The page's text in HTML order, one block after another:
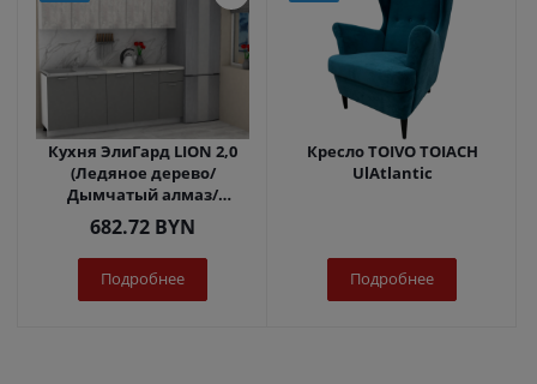
Кухня ЭлиГард LION 2,0
(Ледяное дерево/
Дымчатый алмаз/
Королевский опал)
682.72 BYN
Подробнее
Кресло TOIVO TOIACH
UlAtlantic
Подробнее